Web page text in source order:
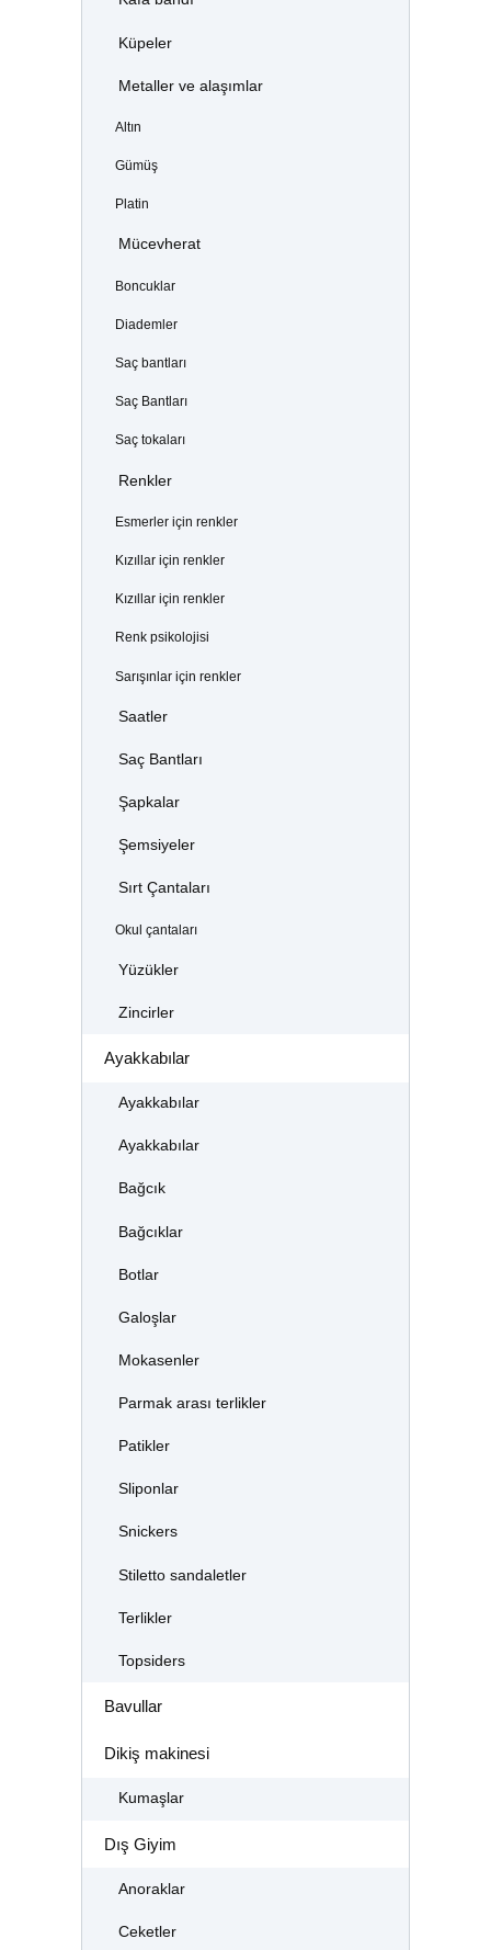
Küpeler
Metaller ve alaşımlar
Altın
Gümüş
Platin
Mücevherat
Boncuklar
Diademler
Saç bantları
Saç Bantları
Saç tokaları
Renkler
Esmerler için renkler
Kızıllar için renkler
Kızıllar için renkler
Renk psikolojisi
Sarışınlar için renkler
Saatler
Saç Bantları
Şapkalar
Şemsiyeler
Sırt Çantaları
Okul çantaları
Yüzükler
Zincirler
Ayakkabılar
Ayakkabılar
Ayakkabılar
Bağcık
Bağcıklar
Botlar
Galoşlar
Mokasenler
Parmak arası terlikler
Patikler
Sliponlar
Snickers
Stiletto sandaletler
Terlikler
Topsiders
Bavullar
Dikiş makinesi
Kumaşlar
Dış Giyim
Anoraklar
Ceketler